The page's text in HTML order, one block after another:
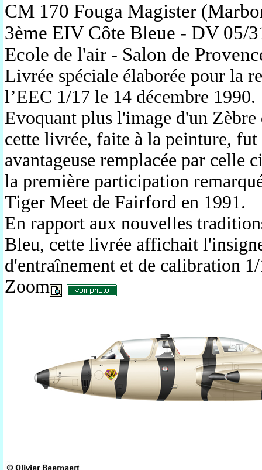
CM 170 Fouga Magister
3ème EIV Côte Bleue - DV 05/
Ecole de l'air - Salon de
Livrée spéciale élaborée pour la
l’EEC 1/17 le 14 décembre 1990.
Evoquant plus l'image d'un Zèbre
cette livrée, faite à la peinture, fut
avantageuse remplacée par celle
la première participation
Tiger Meet de Fairford en 1991.
En rapport aux nouvelles
Bleu, cette livrée affichait
d'entraînement et de calibration
Zoom